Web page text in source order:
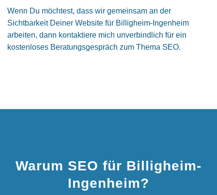
Wenn Du möchtest, dass wir gemeinsam an der
Sichtbarkeit Deiner Website für Billigheim-Ingenheim
arbeiten, dann kontaktiere mich unverbindlich für ein
kostenloses Beratungsgespräch zum Thema SEO.
Warum SEO für Billigheim-
Ingenheim?